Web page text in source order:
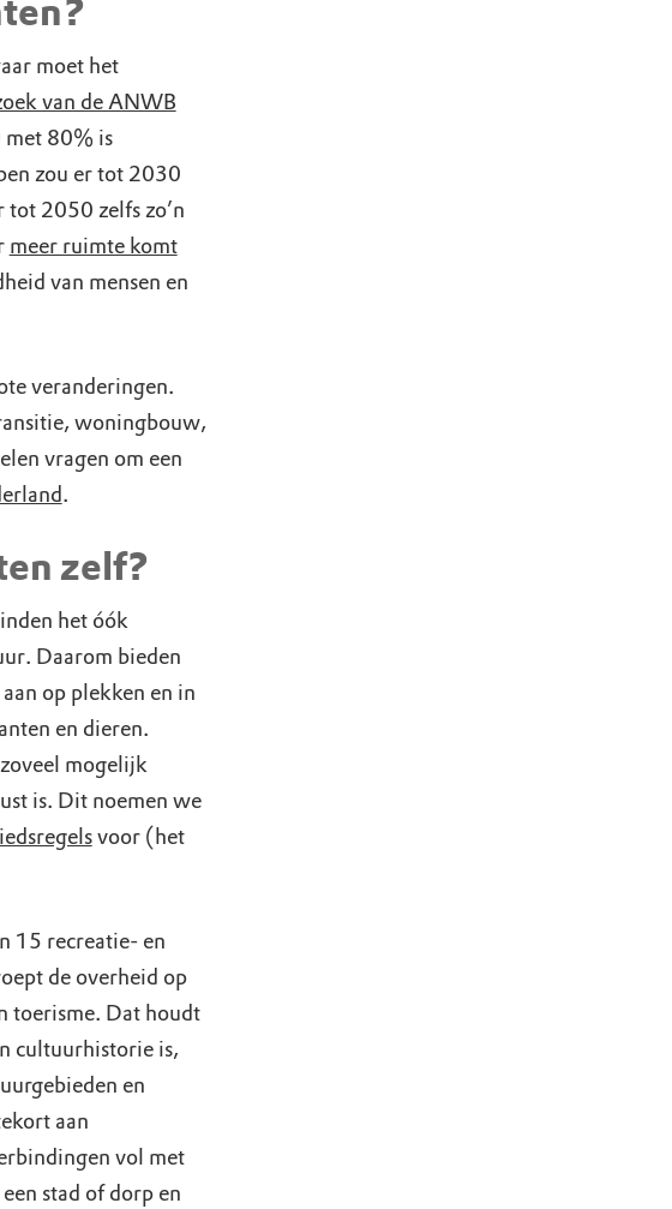
moet het
van de ANWB
80% is
zou er tot 2030
2050 zelfs zo’n
meer ruimte komt
van mensen en
veranderingen.
woningbouw,
vragen om een
.
zelf?
het óók
Daarom bieden
op plekken en in
en dieren.
mogelijk
is. Dit noemen we
voor (het
15 recreatie- en
de overheid op
toerisme. Dat houdt
cultuurhistorie is,
en
aan
vol met
stad of dorp en